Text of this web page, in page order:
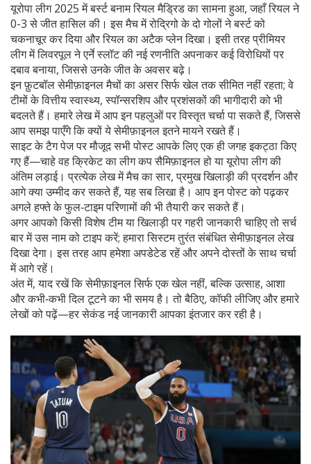
यूरोपा लीग 2025 में बर्स्ट बनाम रियल मैड्रिड का सामना हुआ, जहाँ रियल ने
0-3 से जीत हासिल की। इस मैच में रोद्रिगो के दो गोलों ने बर्स्ट को
चकनाचूर कर दिया और रियल का अटैक प्लेन दिखा। इसी तरह प्रीमियर
लीग में लिवरपूल ने एर्ने स्लॉट की नई रणनीति अपनाकर कई विरोधियों पर
दबाव बनाया, जिससे उनके जीत के अवसर बढ़े।
इन फ़ुटबॉल सेमीफ़ाइनल मैचों का असर सिर्फ खेल तक सीमित नहीं रहता; वे
टीमों के वित्तीय स्वास्थ्य, स्पॉन्सरशिप और प्रशंसकों की भागीदारी को भी
बदलते हैं। हमारे लेख में आप इन पहलुओं पर विस्तृत चर्चा पा सकते हैं, जिससे
आप समझ पाएँगे कि क्यों ये सेमीफ़ाइनल इतने मायने रखते हैं।
साइट के टैग पेज पर मौजूद सभी पोस्ट आपके लिए एक ही जगह इकट्ठा किए
गए हैं—चाहे वह क्रिकेट का लीग कप सैमि‍फ़ाइनल हो या यूरोपा लीग की
अंतिम लड़ाई। प्रत्येक लेख में मैच का सार, प्रमुख खिलाड़ी की प्रदर्शन और
आगे क्या उम्मीद कर सकते हैं, यह सब लिखा है। आप इन पोस्ट को पढ़कर
अगले हफ्ते के फुल‑टाइम परिणामों की भी तैयारी कर सकते हैं।
अगर आपको किसी विशेष टीम या खिलाड़ी पर गहरी जानकारी चाहिए तो सर्च
बार में उस नाम को टाइप करें; हमारा सिस्टम तुरंत संबंधित सेमीफ़ाइनल लेख
दिखा देगा। इस तरह आप हमेशा अपडेटेड रहें और अपने दोस्तों के साथ चर्चा
में आगे रहें।
अंत में, याद रखें कि सेमीफ़ाइनल सिर्फ एक खेल नहीं, बल्कि उत्साह, आशा
और कभी‑कभी दिल टूटने का भी समय है। तो बैठिए, कॉफी लीजिए और हमारे
लेखों को पढ़ें—हर सेकंड नई जानकारी आपका इंतजार कर रही है।